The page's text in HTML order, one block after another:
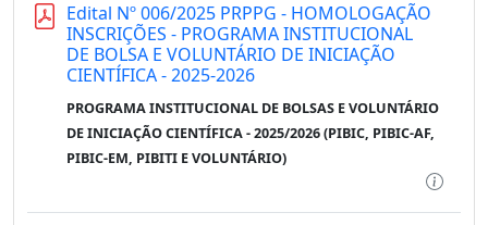
Edital Nº 006/2025 PRPPG - HOMOLOGAÇÃO
INSCRIÇÕES - PROGRAMA INSTITUCIONAL
DE BOLSA E VOLUNTÁRIO DE INICIAÇÃO
CIENTÍFICA - 2025-2026
PROGRAMA INSTITUCIONAL DE BOLSAS E VOLUNTÁRIO
DE INICIAÇÃO CIENTÍFICA - 2025/2026 (PIBIC, PIBIC-AF,
PIBIC-EM, PIBITI E VOLUNTÁRIO)